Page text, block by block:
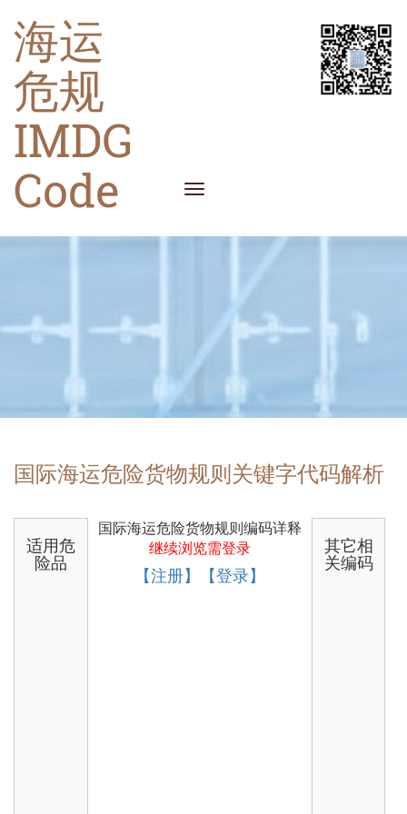
海运
危规
IMDG
Code
国际海运危险货物规则关键字代码解析
适用危
险品
国际海运危险货物规则编码详释
继续浏览需登录
【注册】【登录】
其它相
关编码